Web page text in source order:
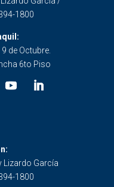
1800
de Octubre.
6to Piso
Lizardo García
1800